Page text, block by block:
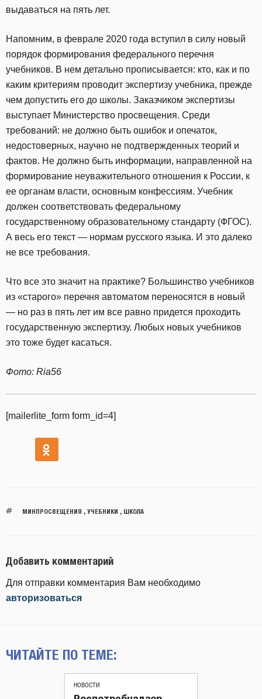
выдаваться на пять лет.
Напомним, в феврале 2020 года вступил в силу новый
порядок формирования федерального перечня
учебников. В нем детально прописывается: кто, как и по
каким критериям проводит экспертизу учебника, прежде
чем допустить его до школы. Заказчиком экспертизы
выступает Министерство просвещения. Среди
требований: не должно быть ошибок и опечаток,
недостоверных, научно не подтвержденных теорий и
фактов. Не должно быть информации, направленной на
формирование неуважительного отношения к России, к
ее органам власти, основным конфессиям. Учебник
должен соответствовать федеральному
государственному образовательному стандарту (ФГОС).
А весь его текст — нормам русского языка. И это далеко
не все требования.
Что все это значит на практике? Большинство учебников
из «старого» перечня автоматом переносятся в новый
— но раз в пять лет им все равно придется проходить
государственную экспертизу. Любых новых учебников
это тоже будет касаться.
Фото: Ria56
[mailerlite_form form_id=4]
МИНПРОСВЕЩЕНИЯ , УЧЕБНИКИ , ШКОЛА
Добавить комментарий
Для отправки комментария Вам необходимо
авторизоваться
ЧИТАЙТЕ ПО ТЕМЕ:
НОВОСТИ